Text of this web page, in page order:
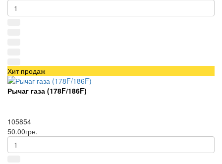
Хит продаж
Рычаг газа (178F/186F)
105854
50.00грн.